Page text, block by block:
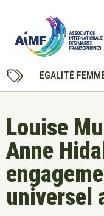
EGALITÉ
Louise
Anne
universel